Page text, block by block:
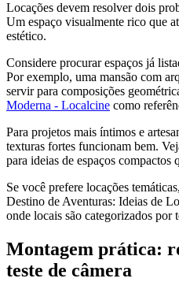
Locações devem resolver dois
Um espaço visualmente rico que
estético.
Considere procurar espaços já
Por exemplo, uma mansão com
servir para composições
Moderna - Localcine como
Para projetos mais íntimos e
texturas fortes funcionam bem.
para ideias de espaços compactos
Se você prefere locações
Destino de Aventuras: Ideias de
onde locais são categorizados por
Montagem prática:
teste de câmera